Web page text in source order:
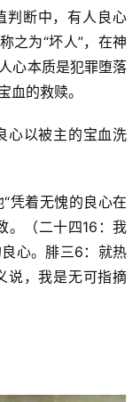
判断中，有人良心
之为“坏人”，在神
心本质是犯罪堕落
血的救赎。
心以被主的宝血洗
凭着无愧的良心在
。（二十四16：我
心。腓三6：就热
说，我是无可指摘